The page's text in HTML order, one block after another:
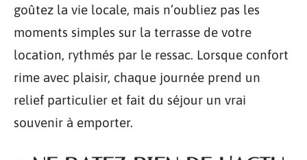
goûtez la vie locale, mais n’oubliez pas les
moments simples sur la terrasse de votre
location, rythmés par le ressac. Lorsque confort
rime avec plaisir, chaque journée prend un
relief particulier et fait du séjour un vrai
souvenir à emporter.